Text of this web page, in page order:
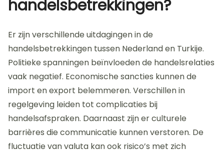
handelsbetrekkingen?
Er zijn verschillende uitdagingen in de
handelsbetrekkingen tussen Nederland en Turkije.
Politieke spanningen beïnvloeden de handelsrelaties
vaak negatief. Economische sancties kunnen de
import en export belemmeren. Verschillen in
regelgeving leiden tot complicaties bij
handelsafspraken. Daarnaast zijn er culturele
barrières die communicatie kunnen verstoren. De
fluctuatie van valuta kan ook risico’s met zich